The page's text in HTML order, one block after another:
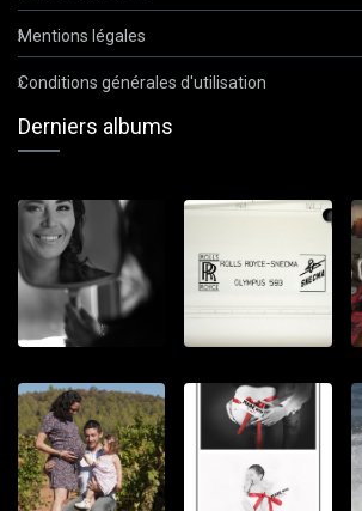
Mentions légales
Conditions générales d'utilisation
Derniers albums